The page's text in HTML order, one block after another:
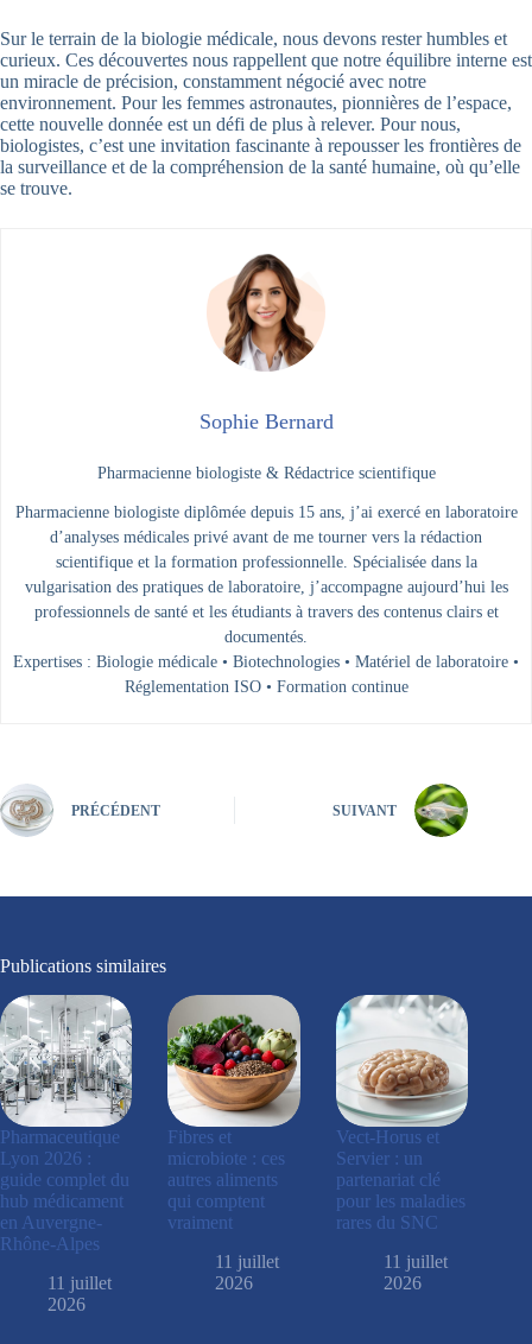
Sur le terrain de la biologie médicale, nous devons rester humbles et
curieux. Ces découvertes nous rappellent que notre équilibre interne est
un miracle de précision, constamment négocié avec notre
environnement. Pour les femmes astronautes, pionnières de l’espace,
cette nouvelle donnée est un défi de plus à relever. Pour nous,
biologistes, c’est une invitation fascinante à repousser les frontières de
la surveillance et de la compréhension de la santé humaine, où qu’elle
se trouve.
Sophie Bernard
Pharmacienne biologiste & Rédactrice scientifique
Pharmacienne biologiste diplômée depuis 15 ans, j’ai exercé en laboratoire
d’analyses médicales privé avant de me tourner vers la rédaction
scientifique et la formation professionnelle. Spécialisée dans la
vulgarisation des pratiques de laboratoire, j’accompagne aujourd’hui les
professionnels de santé et les étudiants à travers des contenus clairs et
documentés.
Expertises : Biologie médicale • Biotechnologies • Matériel de laboratoire •
Réglementation ISO • Formation continue
PRÉCÉDENT SUIVANT
Publications similaires
Pharmaceutique
Lyon 2026 :
guide complet du
hub médicament
en Auvergne-
Rhône-Alpes
11 juillet
2026
Fibres et
microbiote : ces
autres aliments
qui comptent
vraiment
11 juillet
2026
Vect-Horus et
Servier : un
partenariat clé
pour les maladies
rares du SNC
11 juillet
2026